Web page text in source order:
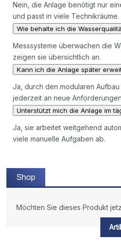
Nein, die Anlage benötigt nur
und passt in viele Technikräume.
Wie behalte ich die
Messsysteme überwachen die
zeigen sie übersichtlich an.
Kann ich die Anlage später
Ja, durch den modularen Aufbau
jederzeit an neue
Unterstützt mich die Anlage im
Ja, sie arbeitet weitgehend
viele manuelle Aufgaben ab.
Shop
Möchten Sie dieses Produkt